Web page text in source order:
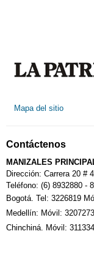
Calendario
Sudoku
Mapa del sitio
Contáctenos
MANIZALES
Dirección: Carrera 20 #
Teléfono: (6) 8932880 -
Bogotá. Tel: 3226819
Medellín: Móvil:
Chinchiná. Móvil: